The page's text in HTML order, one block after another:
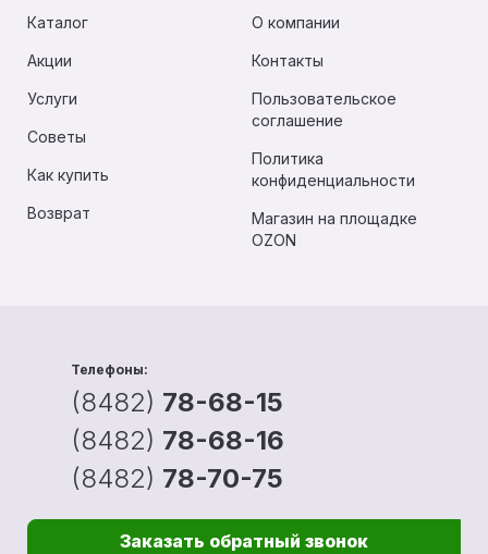
Каталог
Акции
Услуги
Советы
Как купить
Возврат
О компании
Контакты
Пользовательское
соглашение
Политика
конфиденциальности
Магазин на площадке
OZON
Телефоны:
(8482) 78-68-15
(8482) 78-68-16
(8482) 78-70-75
Заказать обратный звонок